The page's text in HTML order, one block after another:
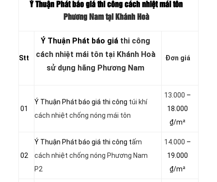
Ý Thuận Phát báo giá thi công cách nhiệt mái tôn
Phương Nam tại Khánh Hoà
Stt
Ý Thuận Phát báo giá thi công
cách nhiệt mái tôn tại Khánh Hoà
sử dụng hãng Phương Nam
Đơn giá
01
Ý Thuận Phát báo giá thi công túi khí
cách nhiệt chống nóng mái tôn
13.000 –
18.000
₫/m²
02
Ý Thuận Phát báo giá thi công tấm
cách nhiệt chống nóng Phương Nam
P2
14.000 –
19.000
₫/m²